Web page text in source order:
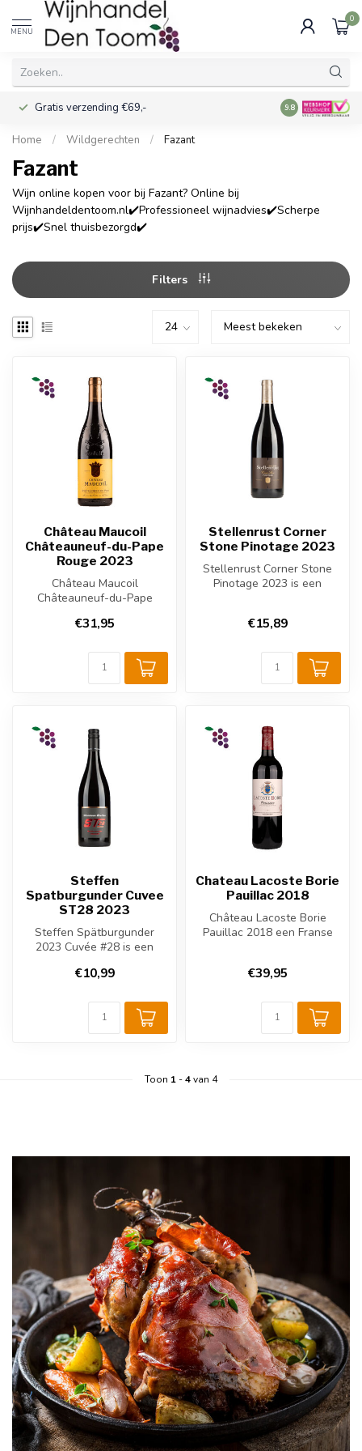
MENU
0
Gratis verzending €69,- Voor 16:00
9.8
Home / Wildgerechten / Fazant
Fazant
Wijn online kopen voor bij Fazant? Online bij
Wijnhandeldentoom.nl✔️Professioneel wijnadvies✔️Scherpe
prijs✔️Snel thuisbezorgd✔️
Filters
Château Maucoil
Châteauneuf-du-Pape
Rouge 2023
Château Maucoil
Châteauneuf-du-Pape
Rhône, Frankrijk. Ee...
€31,95
Stellenrust Corner
Stone Pinotage 2023
Stellenrust Corner Stone
Pinotage 2023 is een
€15,89
Steffen
Spatburgunder Cuvee
ST28 2023
Steffen Spätburgunder
2023 Cuvée #28 is een
uit de Moe...
€10,99
Chateau Lacoste Borie
Pauillac 2018
Château Lacoste Borie
Pauillac 2018 een Franse
€39,95
Toon 1-4van 4